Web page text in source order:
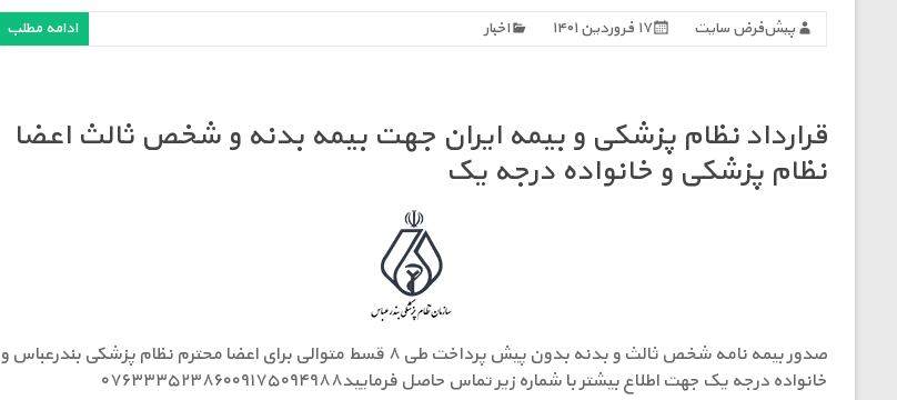
پیش‌فرض سایت ۱۷ فروردین ۱۴۰۱ اخبار ادامه مطلب
قرارداد نظام پزشکی و بیمه ایران جهت بیمه بدنه و شخص ثالث اعضا
نظام پزشکی و خانواده درجه یک
صدور بیمه نامه شخص ثالث و بدنه بدون پیش پرداخت طی ۸ قسط متوالی برای اعضا محترم نظام پزشکی بندرعباس و
خانواده درجه یک جهت اطلاع بیشتر با شماره زیر تماس حاصل فرمایید۰۷۶۳۳۳۵۲۳۸۶۰۰۹۱۷۵۰۹۴۹۸۸